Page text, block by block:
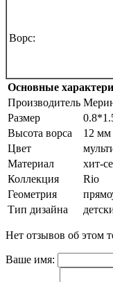
Ворс:
Основные
Производитель
Размер
Высота ворса
12 мм
Цвет
Материал
хит-
Коллекция
Rio
Геометрия
Тип дизайна
Нет отзывов об этом
Ваше имя: